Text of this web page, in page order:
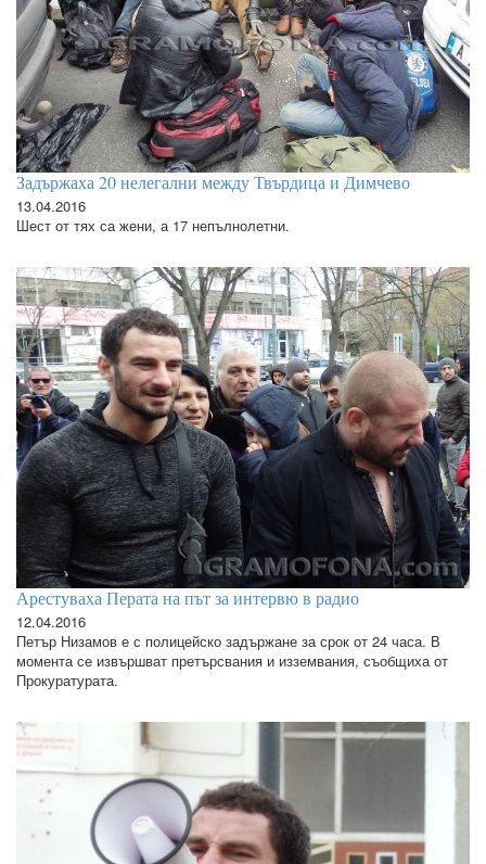
Задържаха 20 нелегални между Твърдица и Димчево
13.04.2016
Шест от тях са жени, а 17 непълнолетни.
Арестуваха Перата на път за интервю в радио
12.04.2016
Петър Низамов е с полицейско задържане за срок от 24 часа. В
момента се извършват претърсвания и изземвания, съобщиха от
Прокуратурата.